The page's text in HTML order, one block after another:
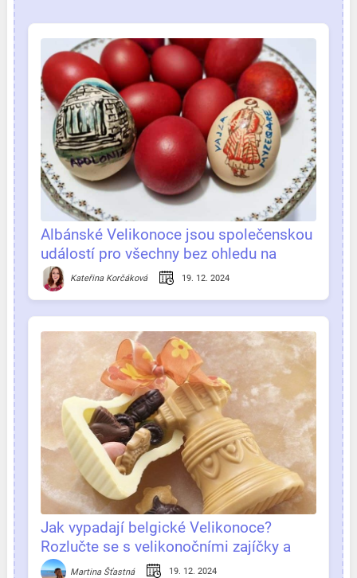
Albánské Velikonoce jsou společenskou
událostí pro všechny bez ohledu na
vyznávané náboženství
Kateřina Korčáková 19. 12. 2024
Jak vypadají belgické Velikonoce?
Rozlučte se s velikonočními zajíčky a
přivítejte velikonoční zvonky!
Martina Šťastná 19. 12. 2024